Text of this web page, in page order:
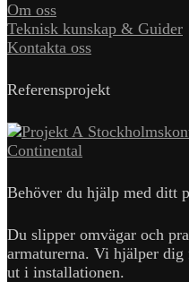
Om oss
Teknisk kunskap & Guider
Kontakta oss
Referensprojekt
Continental
Behöver du hjälp med ditt
Du slipper omvägar och
armaturerna. Vi hjälper dig
ut i installationen.